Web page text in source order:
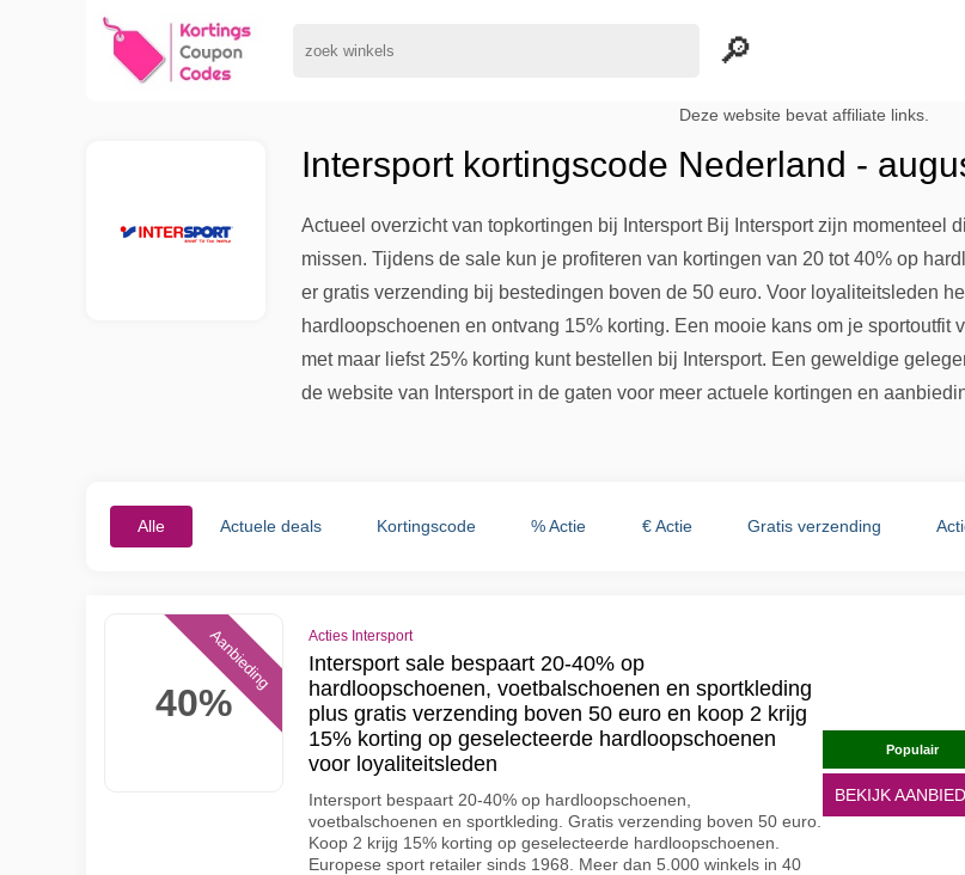
Deze website bevat affiliate links.
Intersport kortingscode Nederland -
Actueel overzicht van topkortingen bij Intersport Bij Intersport zijn momenteel
missen. Tijdens de sale kun je profiteren van kortingen van 20 tot 40% op
er gratis verzending bij bestedingen boven de 50 euro. Voor loyaliteitsleden
hardloopschoenen en ontvang 15% korting. Een mooie kans om je
met maar liefst 25% korting kunt bestellen bij Intersport. Een geweldige
de website van Intersport in de gaten voor meer actuele kortingen en
Alle Actuele deals Kortingscode % Actie € Actie Gratis verzending
40%
Aanbieding Acties Intersport
Intersport sale bespaart 20-40% op
hardloopschoenen, voetbalschoenen en sportkleding
plus gratis verzending boven 50 euro en koop 2 krijg
15% korting op geselecteerde hardloopschoenen
voor loyaliteitsleden
Intersport bespaart 20-40% op hardloopschoenen,
voetbalschoenen en sportkleding. Gratis verzending boven 50 euro.
Koop 2 krijg 15% korting op geselecteerde hardloopschoenen.
Europese sport retailer sinds 1968. Meer dan 5.000 winkels in 40
Populair
BEKIJK